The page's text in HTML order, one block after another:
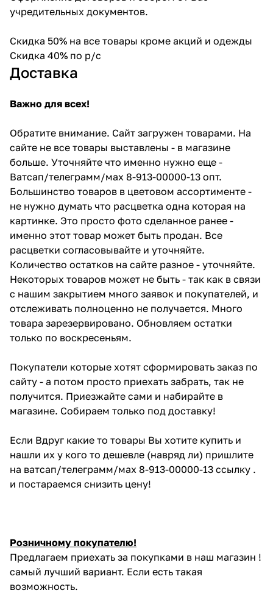
учредительных документов.
Скидка 50% на все товары кроме акций и одежды
Скидка 40% по р/с
Доставка
Важно для всех!
Обратите внимание. Сайт загружен товарами. На
сайте не все товары выставлены - в магазине
больше. Уточняйте что именно нужно еще -
Ватсап/телеграмм/мах 8-913-00000-13 опт.
Большинство товаров в цветовом ассортименте -
не нужно думать что расцветка одна которая на
картинке. Это просто фото сделанное ранее -
именно этот товар может быть продан. Все
расцветки согласовывайте и уточняйте.
Количество остатков на сайте разное - уточняйте.
Некоторых товаров может не быть - так как в связи
с нашим закрытием много заявок и покупателей, и
отслеживать полноценно не получается. Много
товара зарезервировано. Обновляем остатки
только по воскресеньям.
Покупатели которые хотят сформировать заказ по
сайту - а потом просто приехать забрать, так не
получится. Приезжайте сами и набирайте в
магазине. Собираем только под доставку!
Если Вдруг какие то товары Вы хотите купить и
нашли их у кого то дешевле (навряд ли) пришлите
на ватсап/телеграмм/мах 8-913-00000-13 ссылку .
и постараемся снизить цену!
Розничному покупателю!
Предлагаем приехать за покупками в наш магазин !
самый лучший вариант. Если есть такая
возможность.